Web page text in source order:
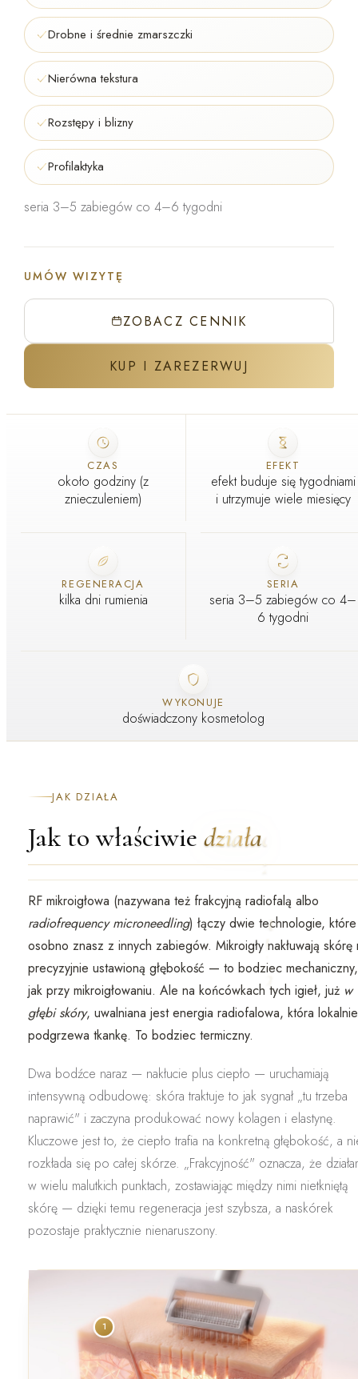
ZABIEG W GABINECIE J'ADORE
Drobne i średnie zmarszczki
Nierówna tekstura
Rozstępy i blizny
Profilaktyka
seria 3–5 zabiegów co 4–6 tygodni
UMÓW WIZYTĘ
ZOBACZ CENNIK
KUP I ZAREZERWUJ
CZAS
około godziny (z
znieczuleniem)
EFEKT
efekt buduje się tygodniami
i utrzymuje wiele miesięcy
REGENERACJA
kilka dni rumienia
SERIA
seria 3–5 zabiegów co 4–
6 tygodni
WYKONUJE
doświadczony kosmetolog
JAK DZIAŁA
Jak to właściwie działa
RF mikroigłowa (nazywana też frakcyjną radiofalą albo
radiofrequency microneedling) łączy dwie technologie, które
osobno znasz z innych zabiegów. Mikroigłynakłuwają skórę
precyzyjnie ustawioną głębokość — to bodziec mechaniczny,
jak przy mikroigłowaniu. Ale na końcówkach tych igieł, już w
głębi skóry, uwalniana jestenergia radiofalowa, która lokalnie
podgrzewa tkankę. To bodziec termiczny.
Dwa bodźce naraz — nakłucie plus ciepło — uruchamiają
intensywną odbudowę: skóra traktuje to jak sygnał „tu trzeba
naprawić" i zaczyna produkować nowy kolagen i elastynę.
Kluczowe jest to, że ciepło trafia na konkretną głębokość, a
rozkłada się po całej skórze. „Frakcyjność" oznacza, że
w wielu malutkich punktach, zostawiając między nimi nietkniętą
skórę — dzięki temu regeneracja jest szybsza, a naskórek
pozostaje praktycznie nienaruszony.
1